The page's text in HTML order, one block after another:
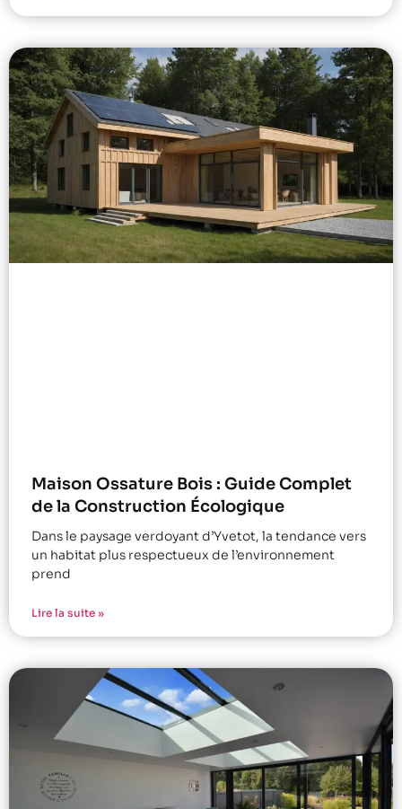
Maison Ossature Bois : Guide Complet
de la Construction Écologique
Dans le paysage verdoyant d’Yvetot, la tendance vers
un habitat plus respectueux de l’environnement
prend
Lire la suite »